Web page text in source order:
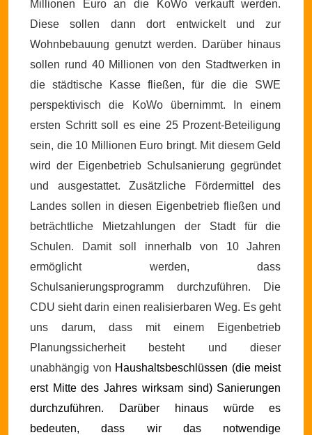
Millionen Euro an die KoWo verkauft werden.
Diese sollen dann dort entwickelt und zur
Wohnbebauung genutzt werden. Darüber hinaus
sollen rund 40 Millionen von den Stadtwerken in
die städtische Kasse fließen, für die die SWE
perspektivisch die KoWo übernimmt. In einem
ersten Schritt soll es eine 25 Prozent-Beteiligung
sein, die 10 Millionen Euro bringt. Mit diesem Geld
wird der Eigenbetrieb Schulsanierung gegründet
und ausgestattet. Zusätzliche Fördermittel des
Landes sollen in diesen Eigenbetrieb fließen und
beträchtliche Mietzahlungen der Stadt für die
Schulen. Damit soll innerhalb von 10 Jahren
ermöglicht werden, dass
Schulsanierungsprogramm durchzuführen. Die
CDU sieht darin einen realisierbaren Weg. Es geht
uns darum, dass mit einem Eigenbetrieb
Planungssicherheit besteht und dieser
unabhängig von Haushaltsbeschlüssen (die meist
erst Mitte des Jahres wirksam sind) Sanierungen
durchzuführen. Darüber hinaus würde es
bedeuten, dass wir das notwendige